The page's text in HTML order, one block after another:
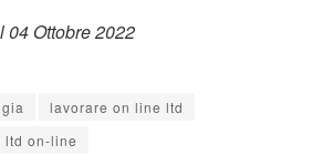
04 Ottobre 2022
lavorare on line ltd
ltd on-line